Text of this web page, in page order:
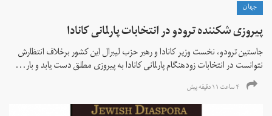
جهان
پیروزی شکننده ترودو در انتخابات پارلمانی کانادا
جاستین ترودو، نخست وزیر کانادا و رهبر حزب لیبرال این کشور برخلاف انتظارش
نتوانست در انتخابات زود‌هنگام پارلمانی کانادا به پیروزی مطلق دست یابد و بار...
۴ ساعت ۱۱ دقیقه پیش